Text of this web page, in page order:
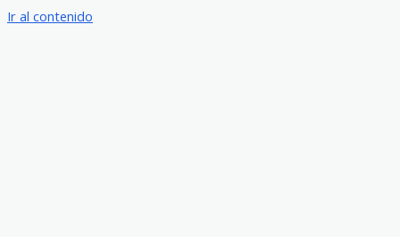
Ir al contenido